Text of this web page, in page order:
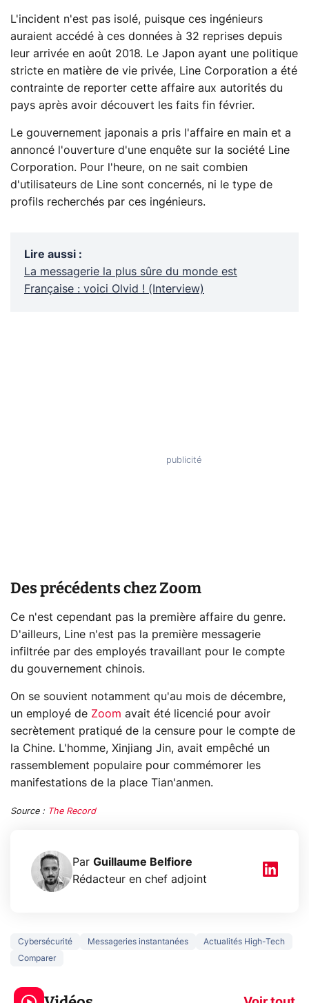
L'incident n'est pas isolé, puisque ces ingénieurs
auraient accédé à ces données à 32 reprises depuis
leur arrivée en août 2018. Le Japon ayant une politique
stricte en matière de vie privée, Line Corporation a été
contrainte de reporter cette affaire aux autorités du
pays après avoir découvert les faits fin février.
Le gouvernement japonais a pris l'affaire en main et a
annoncé l'ouverture d'une enquête sur la société Line
Corporation. Pour l'heure, on ne sait combien
d'utilisateurs de Line sont concernés, ni le type de
profils recherchés par ces ingénieurs.
Lire aussi :
La messagerie la plus sûre du monde est
Française : voici Olvid ! (Interview)
Des précédents chez Zoom
Ce n'est cependant pas la première affaire du genre.
D'ailleurs, Line n'est pas la première messagerie
infiltrée par des employés travaillant pour le compte
du gouvernement chinois.
On se souvient notamment qu'au mois de décembre,
un employé de Zoom avait été licencié pour avoir
secrètement pratiqué de la censure pour le compte de
la Chine. L'homme, Xinjiang Jin, avait empêché un
rassemblement populaire pour commémorer les
manifestations de la place Tian'anmen.
Source : The Record
Par Guillaume Belfiore
Rédacteur en chef adjoint
Cybersécurité Messageries instantanées
Actualités High-Tech
Comparer
3 écrans en 1 pour
319€ ? Voici L'AOC